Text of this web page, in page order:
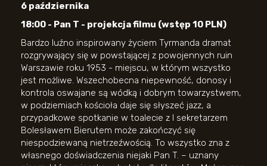
6 października
18:00 - Pan T - projekcja filmu (wstęp 10 PLN)
Bardzo luźno inspirowany życiem Tyrmanda dramat
rozgrywający się w powstającej z powojennych ruin
Warszawie roku 1953 - miejscu, w którym wszystko
jest możliwe. Wszechobecna niepewność, donosy i
kontrola oswajane są wódką i dobrym towarzystwem,
w podziemiach kościoła daje się słyszeć jazz, a
przypadkowe spotkanie w toalecie z I sekretarzem
Bolesławem Bierutem może zakończyć się
niespodziewaną nietrzeźwością. To wszystko zna z
własnego doświadczenia niejaki Pan T. – uznany